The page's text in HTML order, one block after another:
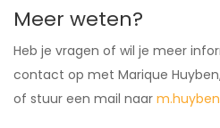
Meer weten?
Heb je vragen of wil je meer
contact op met Marique
of stuur een mail naar